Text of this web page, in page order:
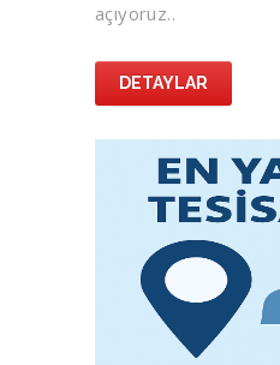
açıyoruz..
DETAYLAR